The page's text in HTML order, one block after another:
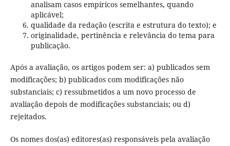
analisam casos empíricos semelhantes, quando
aplicável;
qualidade da redação (escrita e estrutura do texto); e
originalidade, pertinência e relevância do tema para
publicação.
Após a avaliação, os artigos podem ser: a) publicados sem
modificações; b) publicados com modificações não
substanciais; c) ressubmetidos a um novo processo de
avaliação depois de modificações substanciais; ou d)
rejeitados.
Os nomes dos(as) editores(as) responsáveis pela avaliação